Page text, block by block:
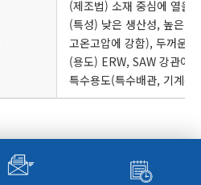
(제조법) 소재 중심에 열을
(특성) 낮은 생산성, 높은
고온고압에 강함), 두꺼운
(용도) ERW, SAW 강관이
특수용도(특수배관, 기계구